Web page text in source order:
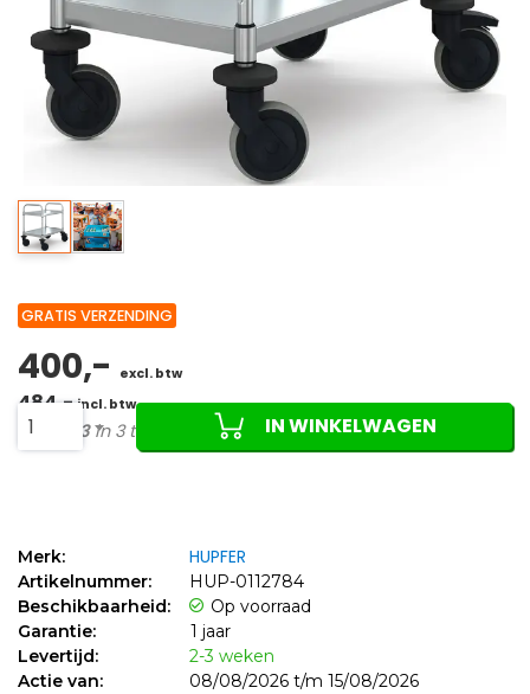
GRATIS VERZENDING
400,- excl. btw
484,-incl. btw
Of 161,33in 3 termijnen
1 IN WINKELWAGEN
Merk: HUPFER
Artikelnummer:
HUP-0112784
Beschikbaarheid:
Op voorraad
Garantie:
1 jaar
Levertijd:
2-3 weken
Actie van:
08/08/2026 t/m 15/08/2026